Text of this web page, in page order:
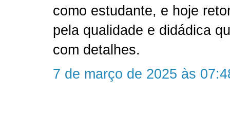
como estudante, e hoje
pela qualidade e didádica
com detalhes.
7 de março de 2025 às